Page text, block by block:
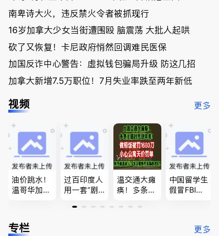
南卑诗大火，违反禁火令者被抓现行
16岁加拿大少女当街遭围殴 脑震荡 大批人起哄
砍了又恢复！卡尼政府悄然回调难民医保
加国反诈中心警告：虚拟钱包骗局升级 防这几招
加拿大新增7.5万职位！7月失业率跌至两年新低
视频 更多
油价跳水！
温哥华加油
低；免费狂
送50万磅蔬
过百印度人
用一套“剧
官：太假
温交通大瘫
痪！多条主
底；做顿饭
中国留学生
假冒FBI上
夫妻住进殡
专栏 更多